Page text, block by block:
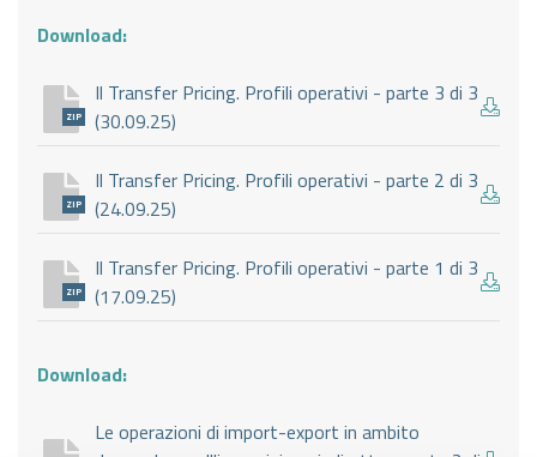
Download:
ZIP
Il Transfer Pricing. Profili operativi - parte 3 di 3
(30.09.25)
ZIP
Il Transfer Pricing. Profili operativi - parte 2 di 3
(24.09.25)
ZIP
Il Transfer Pricing. Profili operativi - parte 1 di 3
(17.09.25)
Download:
Le operazioni di import-export in ambito